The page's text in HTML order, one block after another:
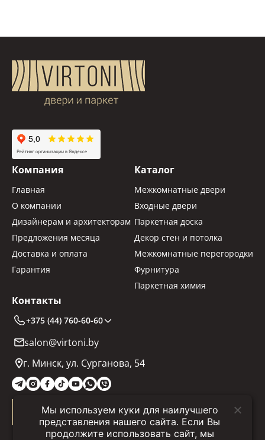
Компания
Главная
О компании
Дизайнерам и архитекторам
Предложения месяца
Доставка и оплата
Гарантия
Каталог
Межкомнатные двери
Входные двери
Паркетная доска
Декор стен и потолка
Межкомнатные перегородки
Фурнитура
Паркетная химия
Контакты
+375 (44) 760-60-60
salon@virtoni.by
г. Минск, ул. Сурганова, 54
Заказать звонок
Мы используем куки для наилучшего
представления нашего сайта. Если Вы
продолжите использовать сайт, мы